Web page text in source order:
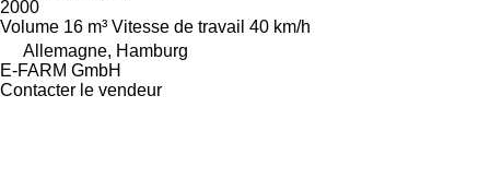
2000
Volume 16 m³ Vitesse de travail 40 km/h
Allemagne, Hamburg
E-FARM GmbH
Contacter le vendeur